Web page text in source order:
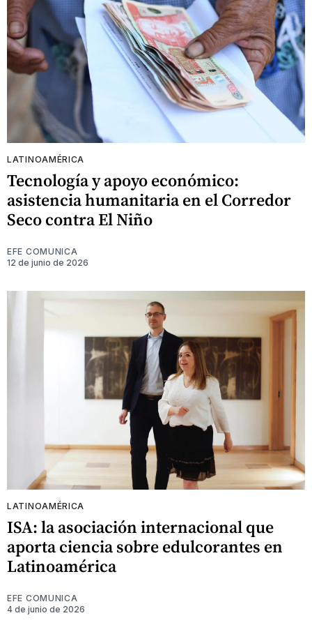
LATINOAMÉRICA
Tecnología y apoyo económico:
asistencia humanitaria en el Corredor
Seco contra El Niño
EFE COMUNICA
12 de junio de 2026
LATINOAMÉRICA
ISA: la asociación internacional que
aporta ciencia sobre edulcorantes en
Latinoamérica
EFE COMUNICA
4 de junio de 2026